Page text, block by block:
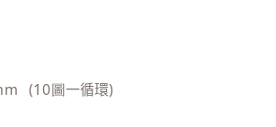
(10圖一循環)